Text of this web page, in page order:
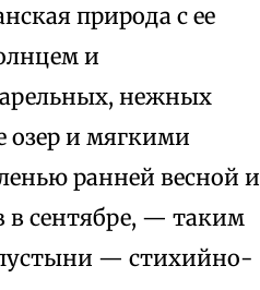
природа с ее
и
нежных
озер и мягкими
ранней весной и
в сентябре, — таким
пустыни — стихийно-